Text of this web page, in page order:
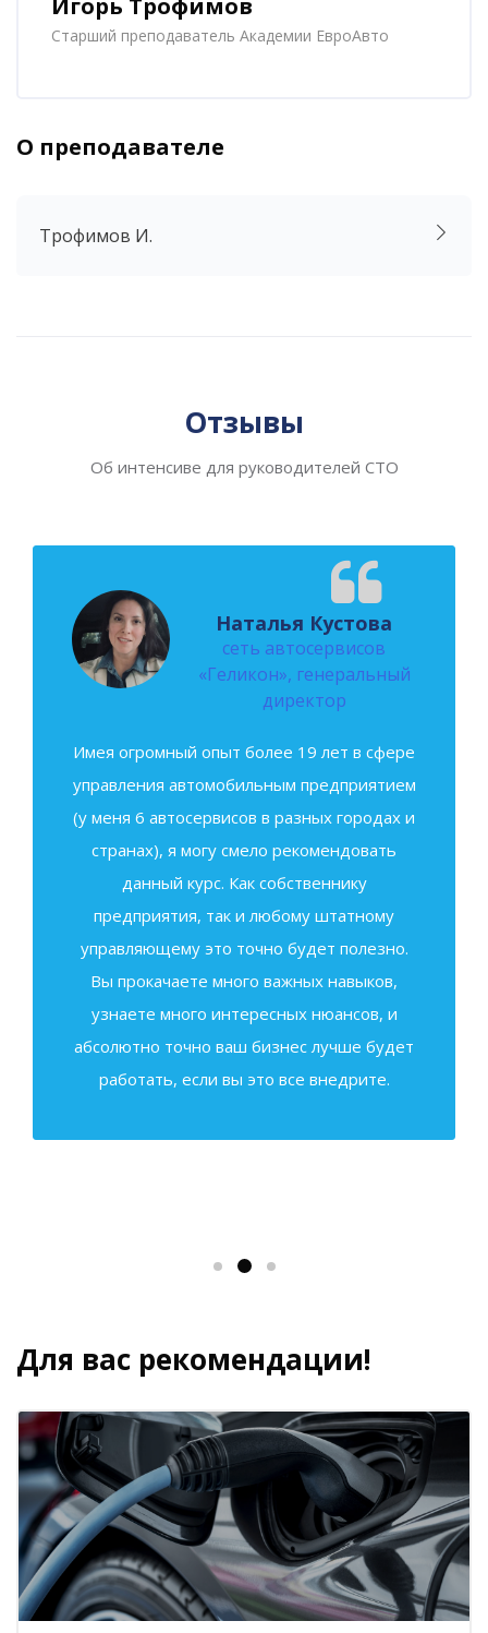
Игорь Трофимов
Старший преподаватель Академии ЕвроАвто
Пропустить [Cocoon] Аккордеон
О преподавателе
Трофимов И.
Отзывы
Об интенсиве для руководителей СТО
Наталья Кустова
сеть автосервисов
«Геликон», генеральный
директор
Имея огромный опыт более 19 лет в сфере
управления автомобильным предприятием
(у меня 6 автосервисов в разных городах и
странах), я могу смело рекомендовать
данный курс. Как собственнику
предприятия, так и любому штатному
управляющему это точно будет полезно.
Вы прокачаете много важных навыков,
узнаете много интересных нюансов, и
абсолютно точно ваш бизнес лучше будет
работать, если вы это все внедрите.
Пропустить [Cocoon] Похожие курсы
Для вас рекомендации!